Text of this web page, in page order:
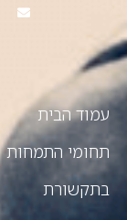
עמוד הבית
תחומי התמחות
בתקשורת